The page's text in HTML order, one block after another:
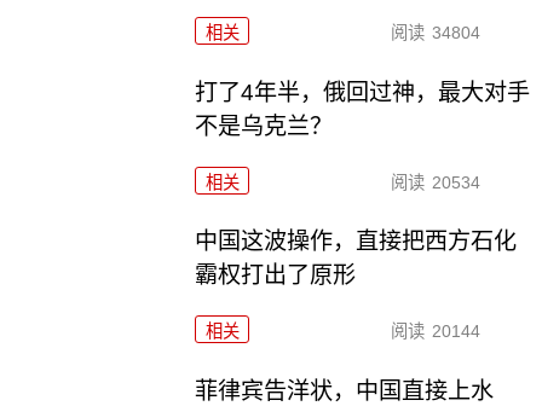
相关 阅读 34804
打了4年半，俄回过神，最大对手
不是乌克兰？
相关 阅读 20534
中国这波操作，直接把西方石化
霸权打出了原形
相关 阅读 20144
菲律宾告洋状，中国直接上水